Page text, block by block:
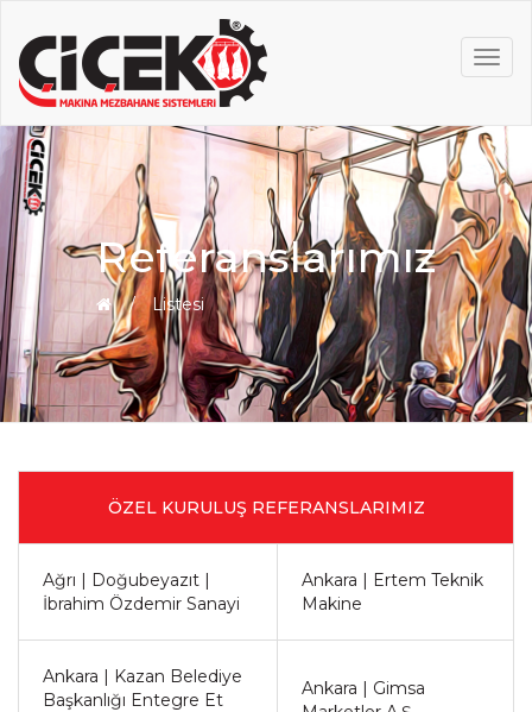
Referanslarımız
Listesi
ÖZEL KURULUŞ REFERANSLARIMIZ
Ağrı | Doğubeyazıt |
İbrahim Özdemir Sanayi
Ankara | Ertem Teknik
Makine
Ankara | Kazan Belediye
Başkanlığı Entegre Et
Ankara | Gimsa